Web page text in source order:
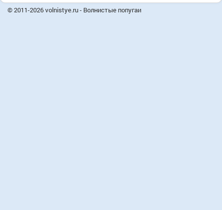
© 2011-2026 volnistye.ru - Волнистые попугаи